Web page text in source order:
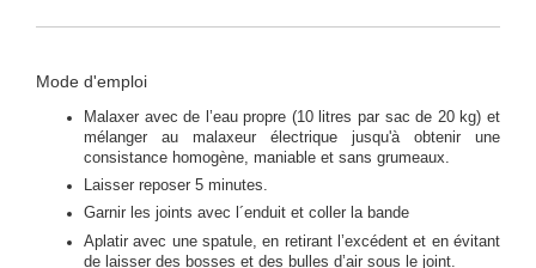
Mode d'emploi
Malaxer avec de l’eau propre (10 litres par sac de 20 kg) et
mélanger au malaxeur électrique jusqu'à obtenir une
consistance homogène, maniable et sans grumeaux.
Laisser reposer 5 minutes.
Garnir les joints avec l´enduit et coller la bande
Aplatir avec une spatule, en retirant l’excédent et en évitant
de laisser des bosses et des bulles d’air sous le joint.